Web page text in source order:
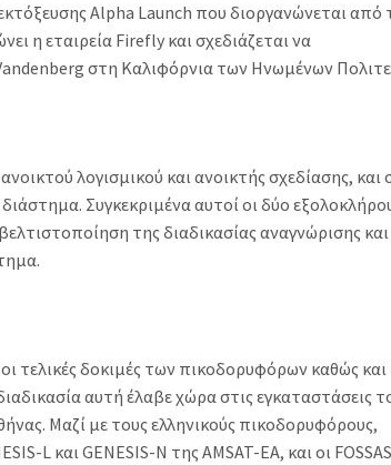
Alpha Launch που διοργανώνεται από
η εταιρεία Firefly και σχεδιάζεται να
στη Καλιφόρνια των Ηνωμένων
λογισμικού και ανοικτής σχεδίασης, και
Συγκεκριμένα αυτοί οι δύο
της διαδικασίας αναγνώρισης και
τελικές δοκιμές των πικοδορυφόρων καθώς και
αυτή έλαβε χώρα στις εγκαταστάσεις
Μαζί με τους ελληνικούς πικοδορυφόρους,
L και GENESIS-N της AMSAT-EA, και oι